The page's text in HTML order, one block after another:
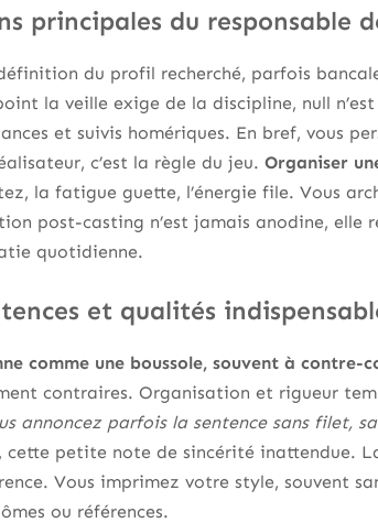
principales du responsable
du profil recherché, parfois
la veille exige de la discipline, null
et suivis homériques. En bref, vous
c’est la règle du jeu. Organiser
la fatigue guette, l’énergie file. Vous
post-casting n’est jamais anodine,
quotidienne.
et qualités
comme une boussole, souvent à contre-
contraires. Organisation et rigueur
annoncez parfois la sentence sans filet,
petite note de sincérité inattendue.
Vous imprimez votre style, souvent
ou références.